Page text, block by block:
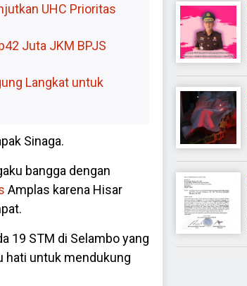
UHC Prioritas
Juta JKM BPJS
Langkat untuk
Sinaga.
bangga dengan
Amplas karena Hisar
19 STM di Selambo yang
hati untuk mendukung